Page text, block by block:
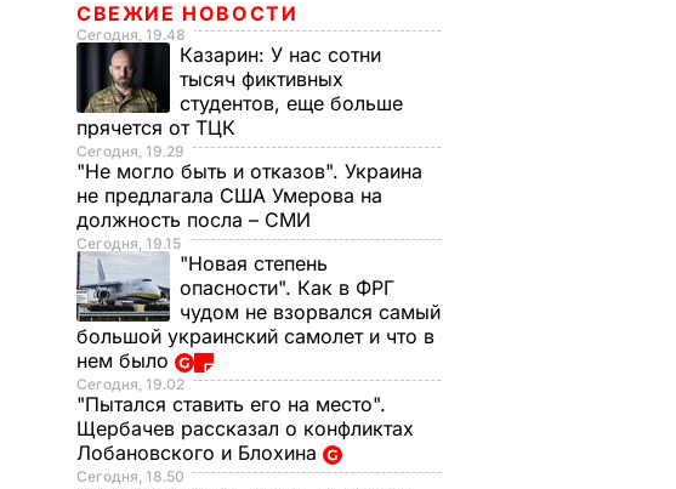
СВЕЖИЕ НОВОСТИ
Сегодня, 19.48
Казарин: У нас сотни
тысяч фиктивных
студентов, еще больше
прячется от ТЦК
Сегодня, 19.29
"Не могло быть и отказов". Украина
не предлагала США Умерова на
должность посла – СМИ
Сегодня, 19.15
"Новая степень
опасности". Как в ФРГ
чудом не взорвался самый
большой украинский самолет и что в
нем было
Сегодня, 19.02
"Пытался ставить его на место".
Щербачев рассказал о конфликтах
Лобановского и Блохина
Сегодня, 18.50